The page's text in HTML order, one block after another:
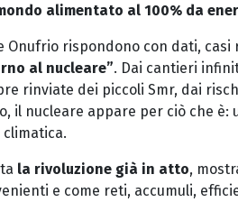
alimentato al 100% da
Onufrio rispondono con dati, casi
al nucleare”. Dai cantieri
rinviate dei piccoli Smr, dai
il nucleare appare per ciò che è:
la rivoluzione già in atto,
e come reti, accumuli,